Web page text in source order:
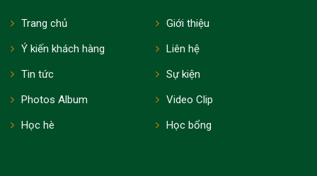
Trang chủ
Giới thiệu
Ý kiến khách hàng
Liên hệ
Tin tức
Sự kiện
Photos Album
Video Clip
Học hè
Học bổng